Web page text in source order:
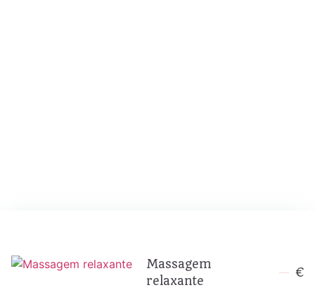
Massagem
relaxante
€